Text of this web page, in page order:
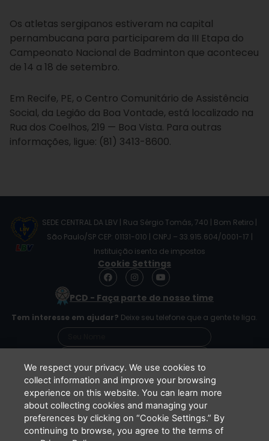
Os atletas sergipanos estiveram na capital
pernambucana para participarem da III Etapa do
Campeonato Nacional de Badminton que aconteceu
de 14 a 18 de setembro.
Em Recife, PE, o Centro Comunitário de Assistência
Social, da Legião da Boa Vontade, está localizado na
Rua dos Coelhos, 219 — Boa Vista. Para outras
informações, ligue: (81) 3413-8600.
SEDE CENTRAL DA LBV | Rua Sérgio Tomás, 740 | Bom Retiro |
São Paulo/SP CEP: 01131-010 | CNPJ – 33.915.604/0001-17 |
Instituição isenta de impostos
Cookie Settings
F
a
e
o
o
I
n
s
t
g
r
m
Y
o
t
b
e
PCD - Faça parte do nosso time
Tem interesse em ajudar? Deixe seu telefone que a gente te liga.
Li e concordo que minhas informações serão
tratadas de acordo com oAviso de Privacidade
da LBV
ENVIAR
We respect your privacy. We use cookies to
collect information and improve your browsing
experience on this website. You can learn more
about collecting cookies and managing your
preferences by clicking on “Cookie Settings.” By
continuing to browse, you agree to the terms of